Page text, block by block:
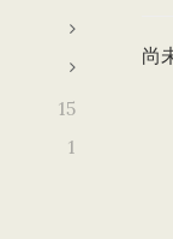
15
1
尚